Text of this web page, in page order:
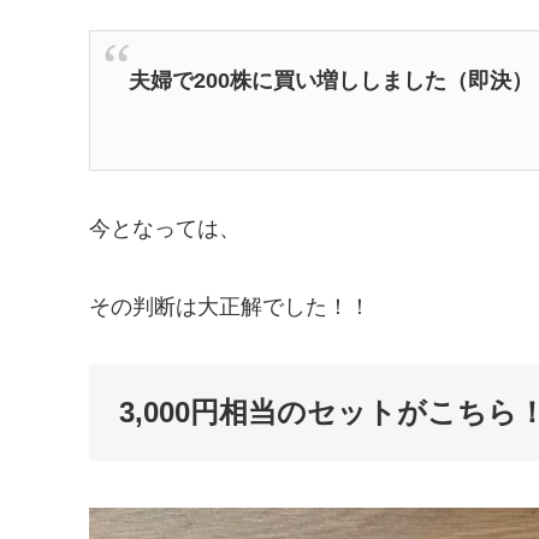
夫婦で200株に買い増ししました（即決）
今となっては、
その判断は大正解でした！！
3,000円相当のセットがこちら